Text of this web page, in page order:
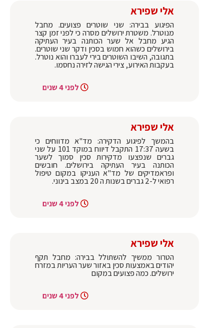
אלי שפירא
הפיגוע בבירה: שני שוטרים פצועים. מחבל
מנוטרל. משטרת ירושלים מסרה כי לפני זמן קצר
הגיע מחבל אל שער הכותנה בעיר העתיקה
בירושלים כשהוא חמוש בסכין ודקר שני שוטרים.
בתגובה, השיבו השוטרים בירי לעברו והוא נוטרל.
בעקבות האירוע, צירי הגישה לזירה נחסמו.
לפני 4 שנים
אלי שפירא
בהמשך לפיגוע הדקירה: מד"א מדווחים כי
בשעה 17:37 התקבל דיווח במוקד 101 על שני
גברים שנפצעו מדקירות סכין סמוך לשער
הכותנה בעיר העתיקה בירושלים. חובשים
ופראמדיקים של מד"א העניקו במקום טיפול
רפואי ל-2 גברים בשנות ה 20 במצב בינוני.
לפני 4 שנים
אלי שפירא
הטרור ממשיך להשתולל בבירה: מחבל תקף
יהודים באמצעות סכין באזור שער העריות במזרח
ירושלים. כמה פצועים במקום
לפני 4 שנים